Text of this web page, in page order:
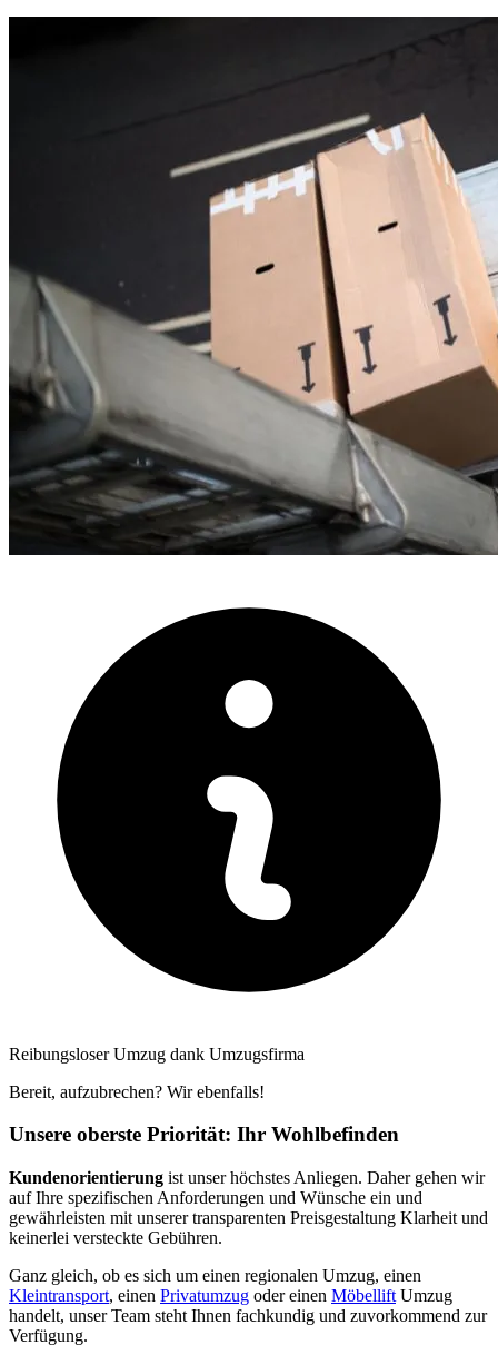
Reibungsloser Umzug dank Umzugsfirma
Bereit, aufzubrechen? Wir ebenfalls!
Unsere oberste Priorität: Ihr Wohlbefinden
Kundenorientierung ist unser höchstes Anliegen. Daher gehen wir
auf Ihre spezifischen Anforderungen und Wünsche ein und
gewährleisten mit unserer transparenten Preisgestaltung Klarheit und
keinerlei versteckte Gebühren.
Ganz gleich, ob es sich um einen regionalen Umzug, einen
Kleintransport, einen Privatumzug oder einen Möbellift Umzug
handelt, unser Team steht Ihnen fachkundig und zuvorkommend zur
Verfügung.